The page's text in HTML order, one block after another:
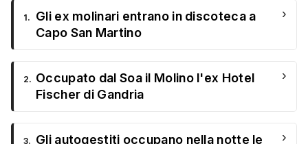
1.
Gli ex molinari entrano in discoteca a
Capo San Martino
›
2. Occupato dal Soa il Molino l'ex Hotel
Fischer di Gandria
›
3. Gli autogestiti occupano nella notte le
›